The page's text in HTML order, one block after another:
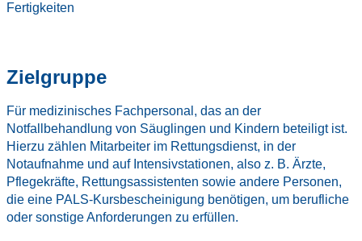
Fertigkeiten
Zielgruppe
Für medizinisches Fachpersonal, das an der
Notfallbehandlung von Säuglingen und Kindern beteiligt ist.
Hierzu zählen Mitarbeiter im Rettungsdienst, in der
Notaufnahme und auf Intensivstationen, also z. B. Ärzte,
Pflegekräfte, Rettungsassistenten sowie andere Personen,
die eine PALS-Kursbescheinigung benötigen, um berufliche
oder sonstige Anforderungen zu erfüllen.